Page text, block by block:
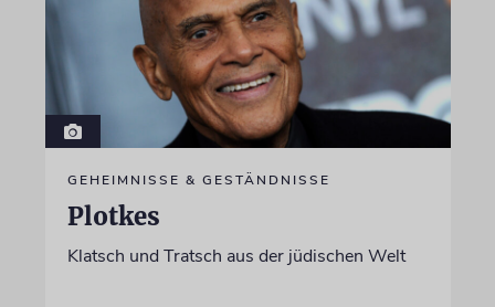
GEHEIMNISSE & GESTÄNDNISSE
Plotkes
Klatsch und Tratsch aus der jüdischen Welt